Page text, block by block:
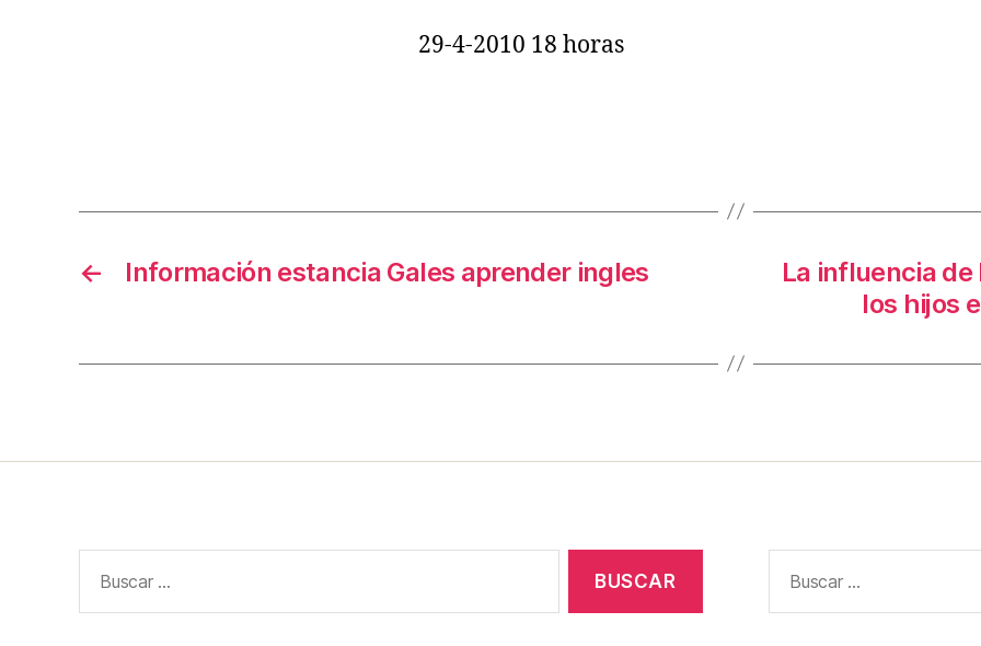
29-4-2010 18 horas
← Información estancia Gales aprender ingles
La influencia
los hijos